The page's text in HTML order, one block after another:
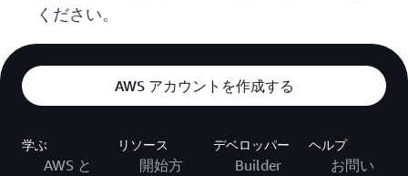
ください。
AWS アカウントを作成する
学ぶ
AWS と
リソース
開始方
デベロッパー
Builder
ヘルプ
お問い